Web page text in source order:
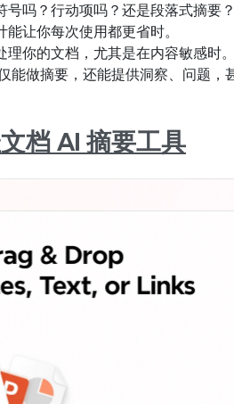
号吗？行动项吗？还是段落式摘要
能让你每次使用都更省时。
你的文档，尤其是在内容敏感时。
能做摘要，还能提供洞察、问题，
档 AI 摘要工具